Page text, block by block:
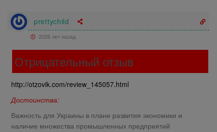
prettychild
2026 лет назад
Отрицательный отзыв
http://otzovik.com/review_145057.html
Достоинства:
Важность для Украины в плане развития экономики и
наличие множества промышленных предприятий